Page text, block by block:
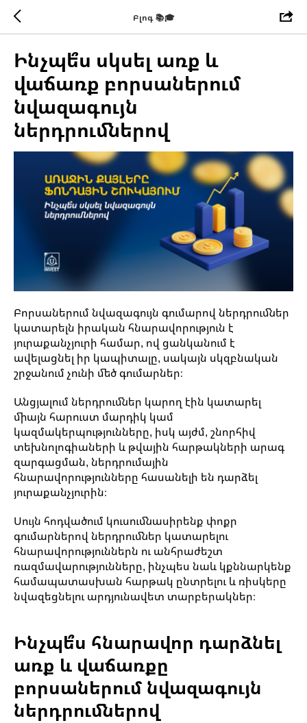
Բլոգ 📚🎓
Ինչպե՞ս սկսել առք և
վաճառք բորսաներում
նվազագույն
ներդրումներով
Բորսաներում նվազագույն գումարով ներդրումներ
կատարելն իրական հնարավորություն է
յուրաքանչյուրի համար, ով ցանկանում է
ավելացնել իր կապիտալը, սակայն սկզբնական
շրջանում չունի մեծ գումարներ։
Անցյալում ներդրումներ կարող էին կատարել
միայն հարուստ մարդիկ կամ
կազմակերպությունները, իսկ այժմ, շնորհիվ
տեխնոլոգիաների և թվային հարթակների արագ
զարգացման, ներդրումային
հնարավորությունները հասանելի են դարձել
յուրաքանչյուրին։
Սույն հոդվածում կուսումնասիրենք փոքր
գումարներով ներդրումներ կատարելու
հնարավորություններն ու անհրաժեշտ
ռազմավարությունները, ինչպես նաև կքննարկենք
համապատասխան հարթակ ընտրելու և ռիսկերը
նվազեցնելու արդյունավետ տարբերակներ։
Ինչպե՞ս հնարավոր դարձնել
առք և վաճառքը
բորսաներում նվազագույն
ներդրումներով